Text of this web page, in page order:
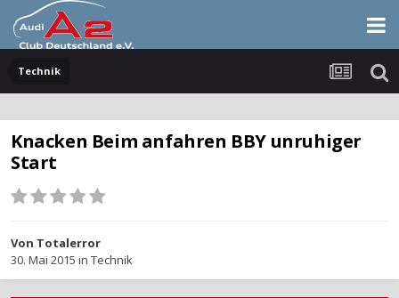
Technik
Knacken Beim anfahren BBY unruhiger
Start
Von Totalerror
30. Mai 2015 in Technik